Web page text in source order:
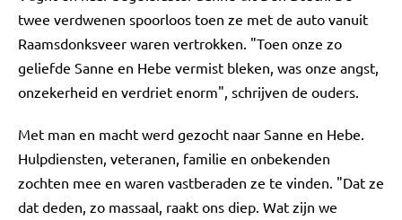
twee verdwenen spoorloos toen ze met de auto vanuit
Raamsdonksveer waren vertrokken. "Toen onze zo
geliefde Sanne en Hebe vermist bleken, was onze angst,
onzekerheid en verdriet enorm", schrijven de ouders.
Met man en macht werd gezocht naar Sanne en Hebe.
Hulpdiensten, veteranen, familie en onbekenden
zochten mee en waren vastberaden ze te vinden. "Dat ze
dat deden, zo massaal, raakt ons diep. Wat zijn we